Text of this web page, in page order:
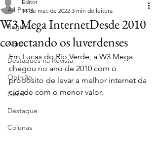
All Posts
Região
Agro
Destaques na Revista
Opinião
Geral
Destaque
Colunas
W3 Mega InternetDesde 2010
conectando os luverdenses
Editor
11 de mar. de 2022 3 min de leitura
Em Lucas do Rio Verde, a W3 Mega
chegou no ano de 2010 com o
propósito de levar a melhor internet da
cidade com o menor valor.